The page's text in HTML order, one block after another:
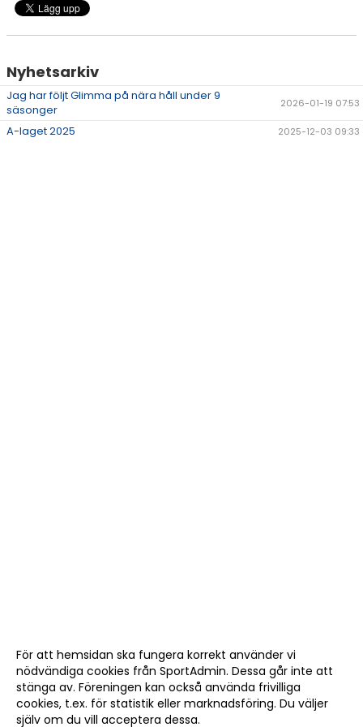
DOKUMENT
Nyhetsarkiv
Jag har följt Glimma på nära håll under 9
säsonger
2026-01-19 07:53
A-laget 2025 2025-12-03 09:33
För att hemsidan ska fungera korrekt använder vi
nödvändiga cookies från SportAdmin. Dessa går inte att
stänga av. Föreningen kan också använda frivilliga
cookies, t.ex. för statistik eller marknadsföring. Du väljer
själv om du vill acceptera dessa.